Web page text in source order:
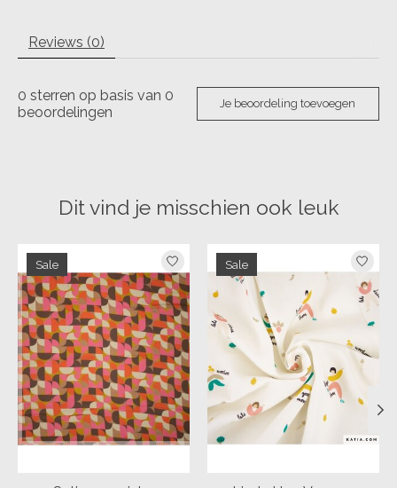
Reviews (0)
0 sterren op basis van 0
beoordelingen
Je beoordeling toevoegen
Dit vind je misschien ook leuk
Items van productcarrousel
Sale Sale